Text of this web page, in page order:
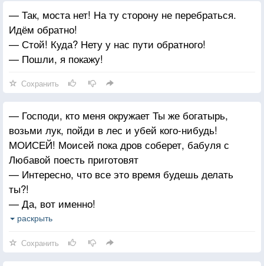
— Так, моста нет! На ту сторону не перебраться.
Идём обратно!
— Стой! Куда? Нету у нас пути обратного!
— Пошли, я покажу!
Сохранить
— Господи, кто меня окружает Ты же богатырь,
возьми лук, пойди в лес и убей кого-нибудь!
МОИСЕЙ! Моисей пока дров соберет, бабуля с
Любавой поесть приготовят
— Интересно, что все это время будешь делать
ты?!
— Да, вот именно!
— Ну вы смешные! Я же богатырский конь. Вдруг
раскрыть
Сохранить